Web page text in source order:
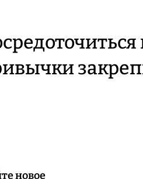
новое